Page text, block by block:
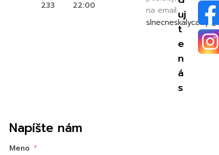
233
22:00
na email:uj
t
e
n
á
s
Napíšte nám
Meno